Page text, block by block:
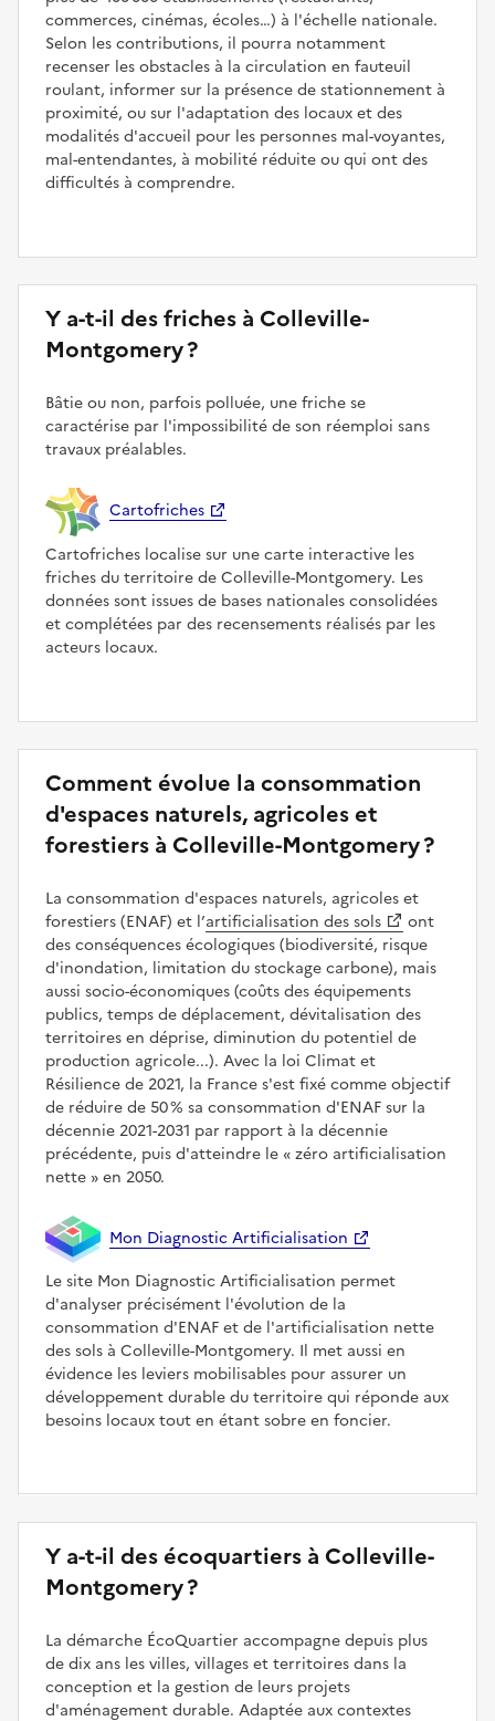
commerces, cinémas, écoles…) à l'échelle nationale.
Selon les contributions, il pourra notamment
recenser les obstacles à la circulation en fauteuil
roulant, informer sur la présence de stationnement à
proximité, ou sur l'adaptation des locaux et des
modalités d'accueil pour les personnes mal-voyantes,
mal-entendantes, à mobilité réduite ou qui ont des
difficultés à comprendre.
Y a-t-il des friches à Colleville-
Montgomery ?
Bâtie ou non, parfois polluée, une friche se
caractérise par l'impossibilité de son réemploi sans
travaux préalables.
Cartofriches
Cartofriches localise sur une carte interactive les
friches du territoire de Colleville-Montgomery. Les
données sont issues de bases nationales consolidées
et complétées par des recensements réalisés par les
acteurs locaux.
Comment évolue la consommation
d'espaces naturels, agricoles et
forestiers à Colleville-Montgomery ?
La consommation d'espaces naturels, agricoles et
forestiers (ENAF) et l’artificialisation des sols
ont
des conséquences écologiques (biodiversité, risque
d'inondation, limitation du stockage carbone), mais
aussi socio-économiques (coûts des équipements
publics, temps de déplacement, dévitalisation des
territoires en déprise, diminution du potentiel de
production agricole...). Avec la loi Climat et
Résilience de 2021, la France s'est fixé comme objectif
de réduire de 50 % sa consommation d'ENAF sur la
décennie 2021-2031 par rapport à la décennie
précédente, puis d'atteindre le
zéro artificialisation
nette
en 2050.
Mon Diagnostic Artificialisation
Le site Mon Diagnostic Artificialisation permet
d'analyser précisément l'évolution de la
consommation d'ENAF et de l'artificialisation nette
des sols à Colleville-Montgomery. Il met aussi en
évidence les leviers mobilisables pour assurer un
développement durable du territoire qui réponde aux
besoins locaux tout en étant sobre en foncier.
Y a-t-il des écoquartiers à Colleville-
Montgomery ?
La démarche ÉcoQuartier accompagne depuis plus
de dix ans les villes, villages et territoires dans la
conception et la gestion de leurs projets
d'aménagement durable. Adaptée aux contextes